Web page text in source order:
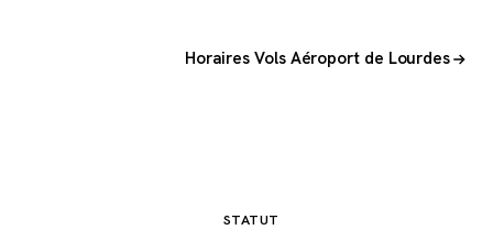
Horaires Vols Aéroport de Lourdes
STATUT